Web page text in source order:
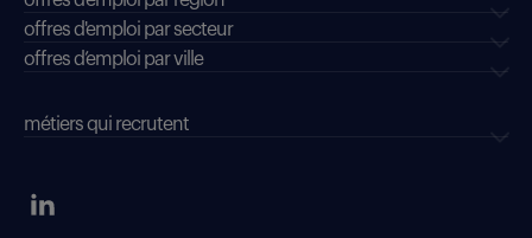
offres d'emploi par secteur
offres d’emploi par ville
métiers qui recrutent